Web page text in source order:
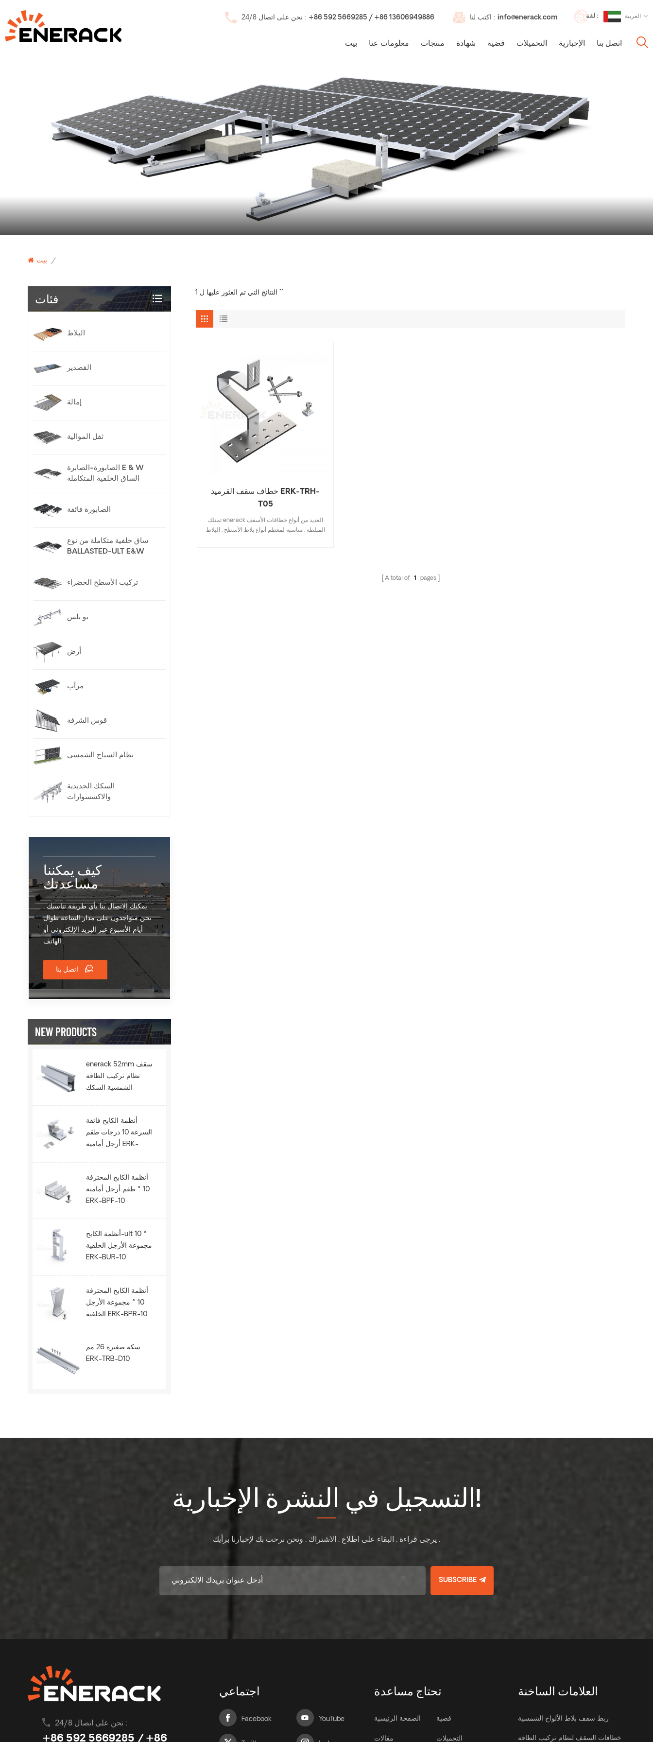
نحن على اتصال 24/8 : +86 592 5669285 / +86 13606949886 اكتب لنا : info@enerack.com لغة : العربية
بيت معلومات عنا منتجات شهادة قضية التحميلات الإخبارية اتصل بنا
بيت /
خطاف سقف القرميد ERK-TRH-
T05
تمتلك enerack العديد من أنواع خطافات الأسقف
المبلطة , مناسبة لمعظم أنواع بلاط الأسطح , البلاط
A total of 1 pages
فئات
البلاط
القصدير
إمالة
ثقل الموالية
الصابورة-الصابرة E & W
الساق الخلفية المتكاملة
الصابورة فائقة
ساق خلفية متكاملة من نوع
BALLASTED-ULT E&W
تركيب الأسطح الخضراء
يو بلس
أرض
مرآب
قوس الشرفة
نظام السياج الشمسي
السكك الحديدية
والاكسسوارات
كيف يمكننا
مساعدتك
يمكنك الاتصال بنا بأي طريقة تناسبك .
نحن متواجدون على مدار الساعة طوال
أيام الأسبوع عبر البريد الإلكتروني أو
الهاتف .
اتصل بنا
NEW PRODUCTS
enerack 52mm سقف
نظام تركيب الطاقة
الشمسية السكك
أنظمة الكابح فائقة
السرعة 10 درجات طقم
أرجل أمامية ERK-
أنظمة الكابح المحترفة
10 ° طقم أرجل أمامية
ERK-BPF-10
أنظمة الكابح-ult 10 °
مجموعة الأرجل الخلفية
ERK-BUR-10
أنظمة الكابح المحترفة
10 ° مجموعة الأرجل
الخلفية ERK-BPR-10
سكة صغيرة 26 مم
ERK-TRB-D10
التسجيل في النشرة الإخبارية!
يرجى قراءة , البقاء على اطلاع , الاشتراك , ونحن نرحب بك لإخبارنا برأيك .
SUBSCRIBE
نحن على اتصال 24/8 :
+86 592 5669285 / +86
اجتماعي
Facebook YouTube
تحتاج مساعدة
الصفحة الرئيسية
مقالات
قضية
التحميلات
العلامات الساخنة
ربط سقف بلاط الألواح الشمسية
خطافات السقف لنظام تركيب الطاقة